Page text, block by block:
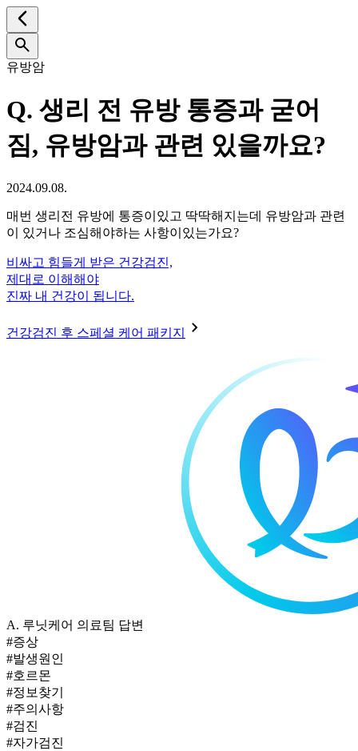
유방암
Q. 생리 전 유방 통증과 굳어
짐, 유방암과 관련 있을까요?
2024.09.08.
매번 생리전 유방에 통증이있고 딱딱해지는데 유방암과 관련
이 있거나 조심해야하는 사항이있는가요?
비싸고 힘들게 받은 건강검진,
제대로 이해해야
진짜 내 건강이 됩니다.
건강검진 후 스페셜 케어 패키지
A. 루닛케어 의료팀 답변
#증상
#발생원인
#호르몬
#정보찾기
#주의사항
#검진
#자가검진